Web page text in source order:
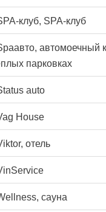
клуб, SPA-клуб
автомоечный
парковках
auto
House
отель
сауна